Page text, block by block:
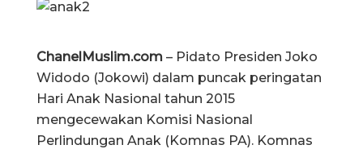
ChanelMuslim.com – Pidato Presiden Joko
Widodo (Jokowi) dalam puncak peringatan
Hari Anak Nasional tahun 2015
mengecewakan Komisi Nasional
Perlindungan Anak (Komnas PA). Komnas